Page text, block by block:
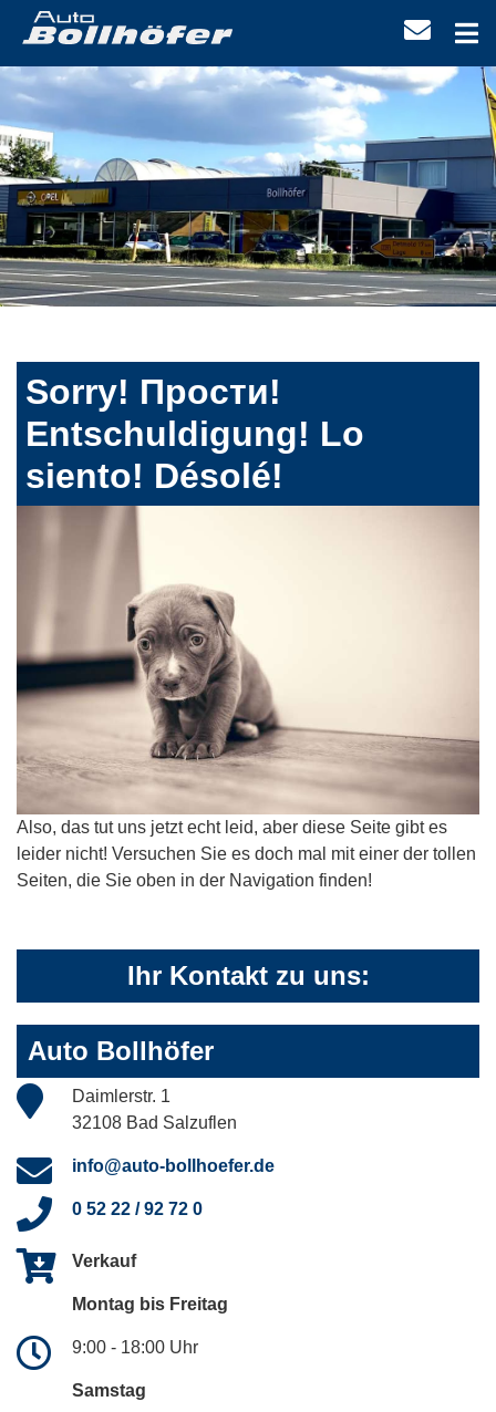
Sorry! Прости!
Entschuldigung! Lo
siento! Désolé!
Also, das tut uns jetzt echt leid, aber diese Seite gibt es
leider nicht! Versuchen Sie es doch mal mit einer der tollen
Seiten, die Sie oben in der Navigation finden!
Ihr Kontakt zu uns:
Auto Bollhöfer
Daimlerstr. 1
32108 Bad Salzuflen
info@auto-bollhoefer.de
0 52 22 / 92 72 0
Verkauf
Montag bis Freitag
9:00 - 18:00 Uhr
Samstag